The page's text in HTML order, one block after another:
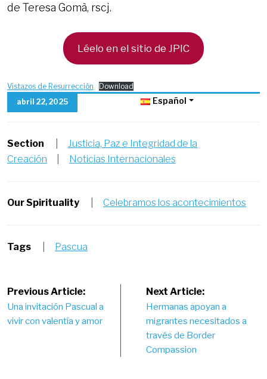
de Teresa Gomà, rscj.
Léelo en el sitio de JPIC
Vistazos de Resurrección
Download
abril 22, 2025
Español
Section
Justicia, Paz e Integridad de la
Creación
Noticias Internacionales
Our Spirituality Celebramos los acontecimientos
Tags Pascua
Post
navigation
Previous Article:
Una invitación Pascual a
vivir con valentía y amor
Next Article:
Hermanas apoyan a
migrantes necesitados a
través de Border
Compassion